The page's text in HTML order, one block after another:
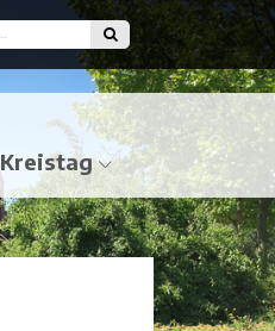
Kreistag